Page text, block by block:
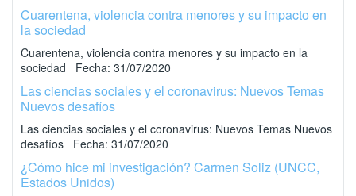
Cuarentena, violencia contra menores y su impacto en
la sociedad
Cuarentena, violencia contra menores y su impacto en la
sociedad Fecha: 31/07/2020
Las ciencias sociales y el coronavirus: Nuevos Temas
Nuevos desafíos
Las ciencias sociales y el coronavirus: Nuevos Temas Nuevos
desafíos Fecha: 31/07/2020
¿Cómo hice mi investigación? Carmen Soliz (UNCC,
Estados Unidos)